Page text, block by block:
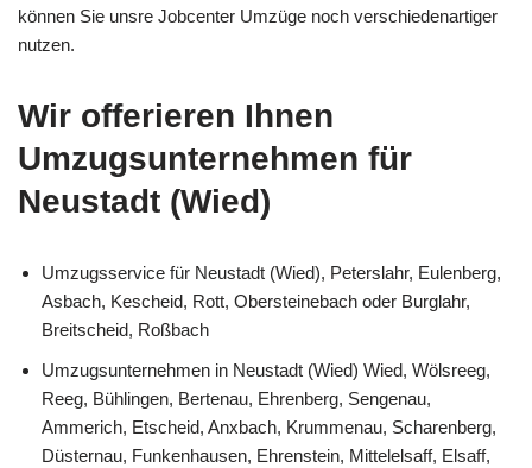
können Sie unsre Jobcenter Umzüge noch verschiedenartiger
nutzen.
Wir offerieren Ihnen
Umzugsunternehmen für
Neustadt (Wied)
Umzugsservice für Neustadt (Wied), Peterslahr, Eulenberg,
Asbach, Kescheid, Rott, Obersteinebach oder Burglahr,
Breitscheid, Roßbach
Umzugsunternehmen in Neustadt (Wied) Wied, Wölsreeg,
Reeg, Bühlingen, Bertenau, Ehrenberg, Sengenau,
Ammerich, Etscheid, Anxbach, Krummenau, Scharenberg,
Düsternau, Funkenhausen, Ehrenstein, Mittelelsaff, Elsaff,